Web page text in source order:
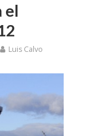
el
Luis Calvo